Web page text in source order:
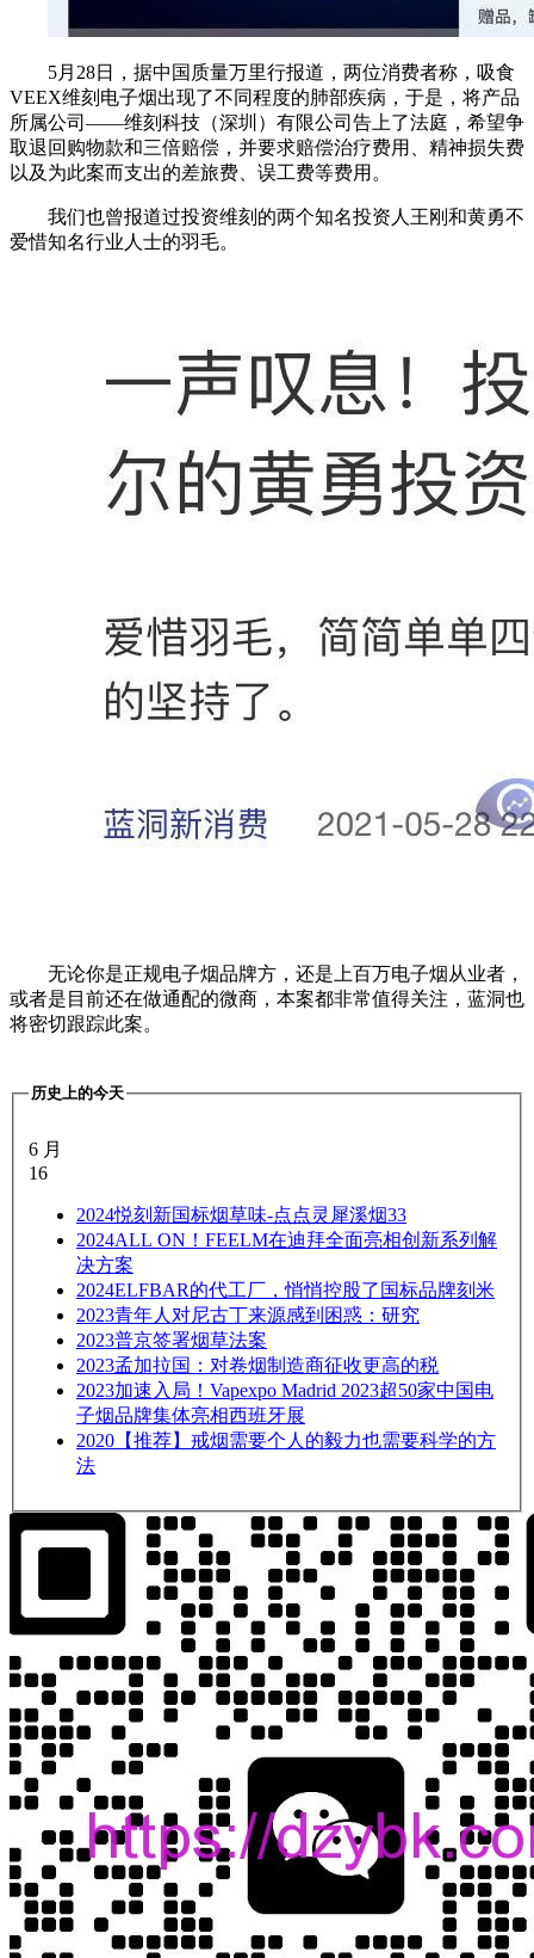
5月28日，据中国质量万里行报道，两位消费者称，吸食
VEEX维刻电子烟出现了不同程度的肺部疾病，于是，将产品
所属公司——维刻科技（深圳）有限公司告上了法庭，希望争
取退回购物款和三倍赔偿，并要求赔偿治疗费用、精神损失费
以及为此案而支出的差旅费、误工费等费用。
我们也曾报道过投资维刻的两个知名投资人王刚和黄勇不
爱惜知名行业人士的羽毛。
无论你是正规电子烟品牌方，还是上百万电子烟从业者，
或者是目前还在做通配的微商，本案都非常值得关注，蓝洞也
将密切跟踪此案。
历史上的今天
6 月
16
2024悦刻新国标烟草味-点点灵犀溪烟33
2024ALL ON！FEELM在迪拜全面亮相创新系列解
决方案
2024ELFBAR的代工厂，悄悄控股了国标品牌刻米
2023青年人对尼古丁来源感到困惑：研究
2023普京签署烟草法案
2023孟加拉国：对卷烟制造商征收更高的税
2023加速入局！Vapexpo Madrid 2023超50家中国电
子烟品牌集体亮相西班牙展
2020 【推荐】戒烟需要个人的毅力也需要科学的方
法